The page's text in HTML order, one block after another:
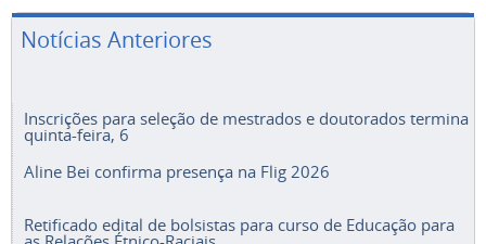
Notícias Anteriores
Inscrições para seleção de mestrados e doutorados termina
quinta-feira, 6
Aline Bei confirma presença na Flig 2026
Retificado edital de bolsistas para curso de Educação para